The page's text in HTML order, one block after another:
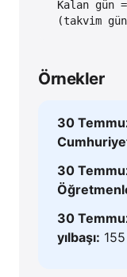
Kalan gün
(takvim
Örnekler
30
30
30
yılbaşı: